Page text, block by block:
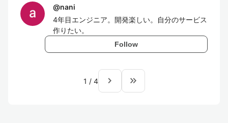
@nani
4年目エンジニア。開発楽しい。自分のサービス
作りたい。
Follow
1 / 4 navigate_next keyboard_double_arrow_right